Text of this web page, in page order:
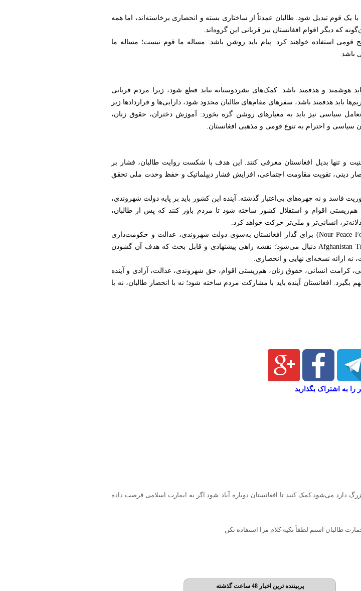
قوم تبدیل شود. طالبان عمدتاً از ساختاری بسته و انحصاری برخاسته‌اند، اما همه
که دیگر اقوام افغانستان نیز قربانی این گروه‌اند.
قومی استفاده خواهند کرد. پیام باید روشن باشد: مساله ما قوم نیست؛ مساله ما
باشد.
هوشمند و هدفمند باشد. کمک‌های بشردوستانه نباید قطع شود، زیرا مردم قربانی
باید هدفمند باشد، سفرهای مقام‌های طالبان محدود شود، دارایی‌ها و قراردادها زیر
سیاسی نیز باید به معیارهای روشن گره بخورد: آموزش دختران، حقوق زنان،
سیاسی و احترام به تنوع قومی و مذهبی افغانستان.
و تنها بدیل افغانستان معرفی کنند. این هدف با شکست روایت طالبان، فشار بر
دینی، تقویت مقاومت اجتماعی، افزایش فشار دیپلماتیک و حفظ وحدت ملی تحقق
فاسد و نه چهره‌های بی‌اعتبار گذشته. آینده این کشور باید بر پایه دولت شهروندی،
اقوام و استقلال کشور ساخته شود تا مردم باور کنند که پس از طالبان،
انسانی‌تر و ملی‌تر حرکت خواهد کرد.
این دیدگاه در چارچوب برنامه فکری و ملی بنیاد صلح نور (Nour Peace Foundation) برای گذار افغانستان به‌سوی دولت شهروندی، عدالت و حکومت‌داری
پاسخ‌گو مطرح می‌شود. این تلاش در قالب Afghanistan Transition Roadmap (ATR) دنبال می‌شود؛ نقشه راهی پیشنهادی و قابل بحث که هدف آن گشودن
ارائه نسخه‌ای نهایی و انحصاری.
کرامت انسانی، حقوق زنان، هم‌زیستی اقوام، حق شهروندی، عدالت، آزادی و آینده
افغانستان آینده باید با مشارکت مردم ساخته شود؛ نه با انحصار طالبان، نه با
را به اشتراک بگذارید
دارد می‌شود.کمک کنید تا افغانستان دوباره آباد شود.اگر به ایمارت اسلامی فرصت داده
طالبان آستم لطفاً تکیه کلام مرا استفاده نکن
پربیننده ترین اخبار 48 ساعت گذشته